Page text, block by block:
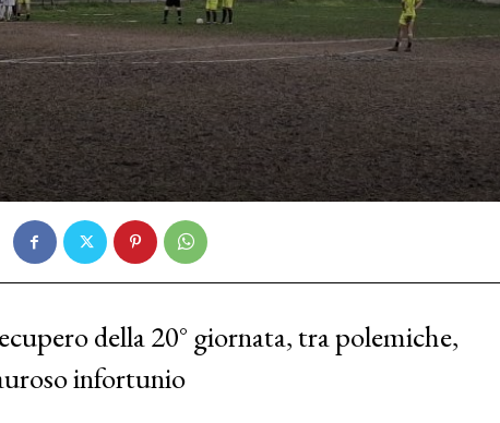
della 20° giornata, tra polemiche,
infortunio